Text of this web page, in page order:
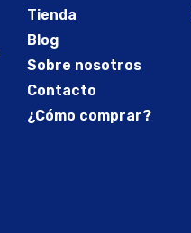
Tienda
Blog
Sobre nosotros
Contacto
¿Cómo comprar?